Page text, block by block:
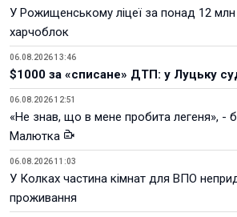
У Рожищенському ліцеї за понад 12
харчоблок
06.08.2026 13:46
$1000 за «списане» ДТП: у Луцьку
06.08.2026 12:51
«Не знав, що в мене пробита легеня», -
Малютка
06.08.2026 11:03
У Колках частина кімнат для ВПО
проживання